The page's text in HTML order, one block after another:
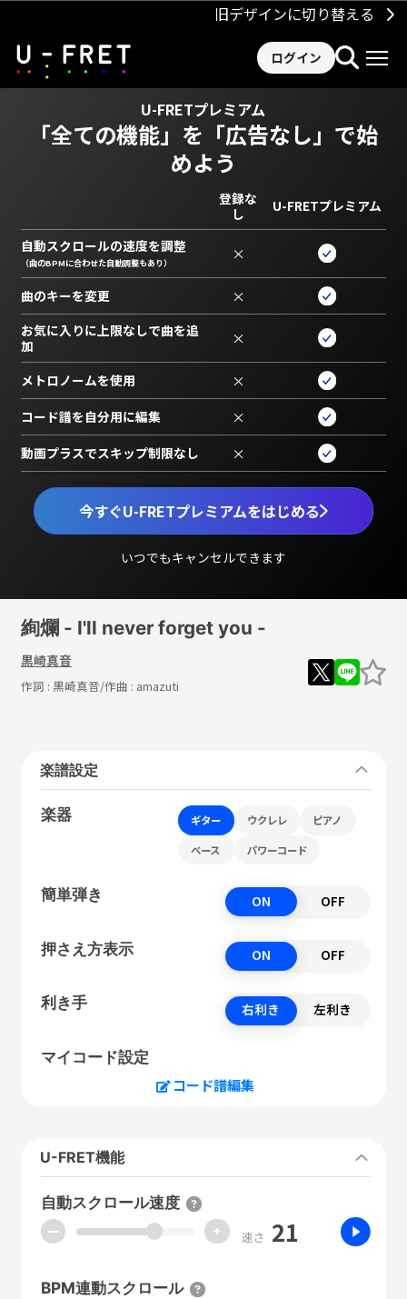
旧デザインに切り替える
ログイン
U-FRETプレミアム
「全ての機能」を 「広告なし」で始
めよう
今すぐU-FRETプレミアムをはじめる
いつでもキャンセルできます
登録な
し
U-FRETプレミアム
自動スクロールの速度を調整
（曲のBPMに合わせた自動調整もあり） ×
曲のキーを変更 ×
お気に入りに上限なしで曲を追
加
×
メトロノームを使用 ×
コード譜を自分用に編集 ×
動画プラスでスキップ制限なし ×
絢爛 - I'll never forget you -
黒崎真音
作詞 : 黒崎真音/作曲 : amazuti
楽譜設定
楽器 ギター ウクレレ ピアノ
ベース パワーコード
簡単弾き ON OFF
押さえ方表示 ON OFF
利き手 右利き 左利き
マイコード設定
コード譜編集
U-FRET機能
自動スクロール速度
ー + 速さ 21
BPM連動スクロール